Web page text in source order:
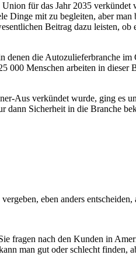
für das Jahr 2035
Dinge mit zu begleiten, aber
Beitrag dazu leisten, ob
die Autozulieferbranche
Menschen arbeiten in dieser
Aus verkündet wurde, ging es
Sicherheit in die Branche
eben anders
fragen nach den Kunden in
man gut oder schlecht finden,